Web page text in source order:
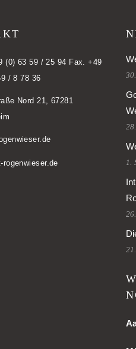
(0) 63 59 / 25 94 Fax. +49
/ 8 78 36
Nord 21, 67281
rogenwieser.de 1.